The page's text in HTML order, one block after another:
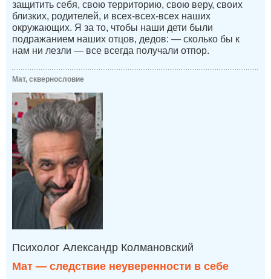
защитить себя, свою территорию, свою веру, своих
близких, родителей, и всех-всех-всех наших
окружающих. Я за то, чтобы наши дети были
подражанием наших отцов, дедов: — сколько бы к
нам ни лезли — все всегда получали отпор.
Мат, сквернословие
Психолог Александр Колмановский
Мат — следствие неуверенности в себе